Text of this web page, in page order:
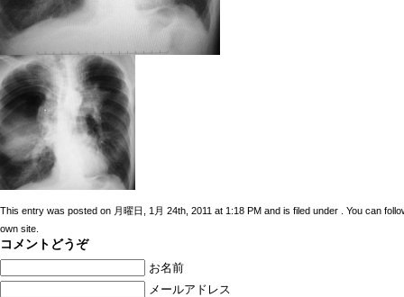
This entry was posted on 月曜日, 1月 24th, 2011 at 1:18 PM and is filed under . You can
own site.
コメントどうぞ
お名前
メールアドレス